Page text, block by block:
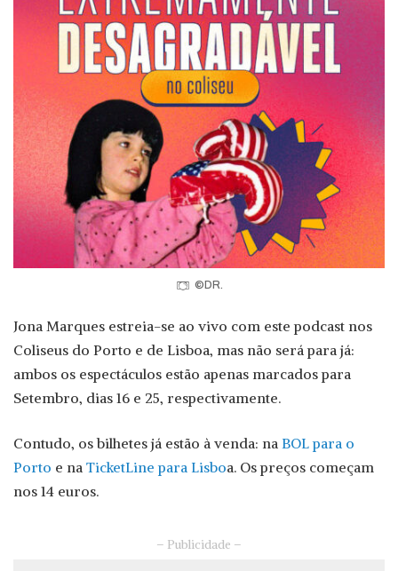
©DR.
Jona Marques estreia-se ao vivo com este podcast nos
Coliseus do Porto e de Lisboa, mas não será para já:
ambos os espectáculos estão apenas marcados para
Setembro, dias 16 e 25, respectivamente.
Contudo, os bilhetes já estão à venda: na BOL para o
Porto e na TicketLine para Lisboa. Os preços começam
nos 14 euros.
– Publicidade –